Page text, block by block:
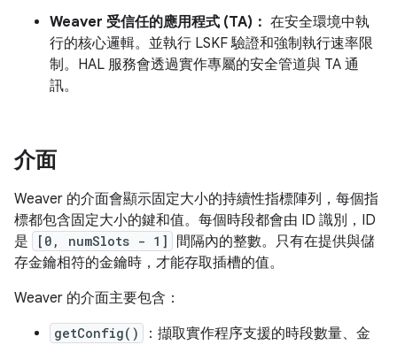
Weaver 受信任的應用程式 (TA)： 在安全環境中執
行的核心邏輯。並執行 LSKF 驗證和強制執行速率限
制。HAL 服務會透過實作專屬的安全管道與 TA 通
訊。
介面
Weaver 的介面會顯示固定大小的持續性指標陣列，每個指
標都包含固定大小的鍵和值。每個時段都會由 ID 識別，ID
是
[0, numSlots - 1]
間隔內的整數。只有在提供與儲
存金鑰相符的金鑰時，才能存取插槽的值。
Weaver 的介面主要包含：
getConfig()
：擷取實作程序支援的時段數量、金